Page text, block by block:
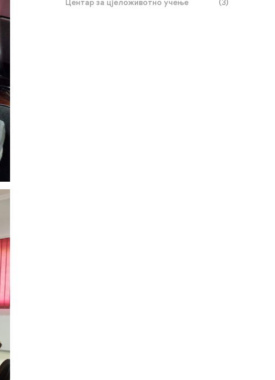
Центар за цјеложивотно учење (3)